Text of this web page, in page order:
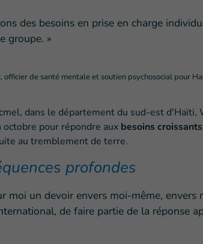
des besoins en prise en charge
groupe. »
, officier de santé mentale et soutien psychosocial pour
dans le département du sud-est d'Haïti,
pour répondre aux besoins
au tremblement de terre.
profondes
moi un devoir envers moi-même,
de faire partie de la réponse